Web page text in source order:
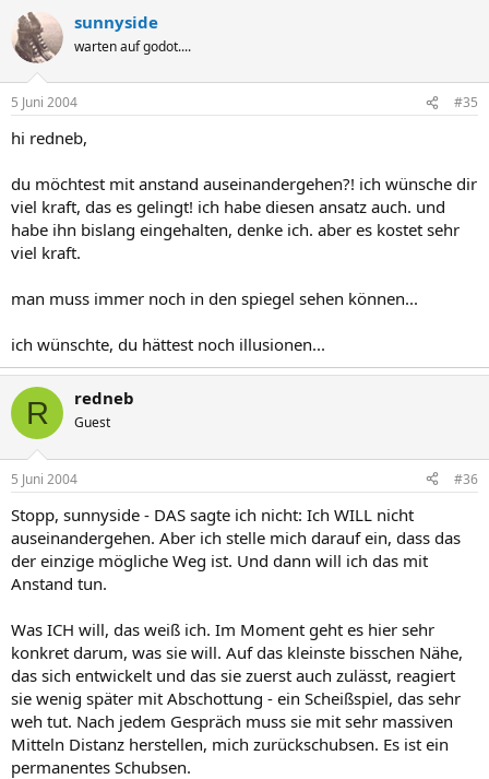
sunnyside
warten auf godot....
5 Juni 2004 #35
hi redneb,
du möchtest mit anstand auseinandergehen?! ich wünsche dir
viel kraft, das es gelingt! ich habe diesen ansatz auch. und
habe ihn bislang eingehalten, denke ich. aber es kostet sehr
viel kraft.
man muss immer noch in den spiegel sehen können...
ich wünschte, du hättest noch illusionen...
R redneb
Guest
5 Juni 2004 #36
Stopp, sunnyside - DAS sagte ich nicht: Ich WILL nicht
auseinandergehen. Aber ich stelle mich darauf ein, dass das
der einzige mögliche Weg ist. Und dann will ich das mit
Anstand tun.
Was ICH will, das weiß ich. Im Moment geht es hier sehr
konkret darum, was sie will. Auf das kleinste bisschen Nähe,
das sich entwickelt und das sie zuerst auch zulässt, reagiert
sie wenig später mit Abschottung - ein Scheißspiel, das sehr
weh tut. Nach jedem Gespräch muss sie mit sehr massiven
Mitteln Distanz herstellen, mich zurückschubsen. Es ist ein
permanentes Schubsen.